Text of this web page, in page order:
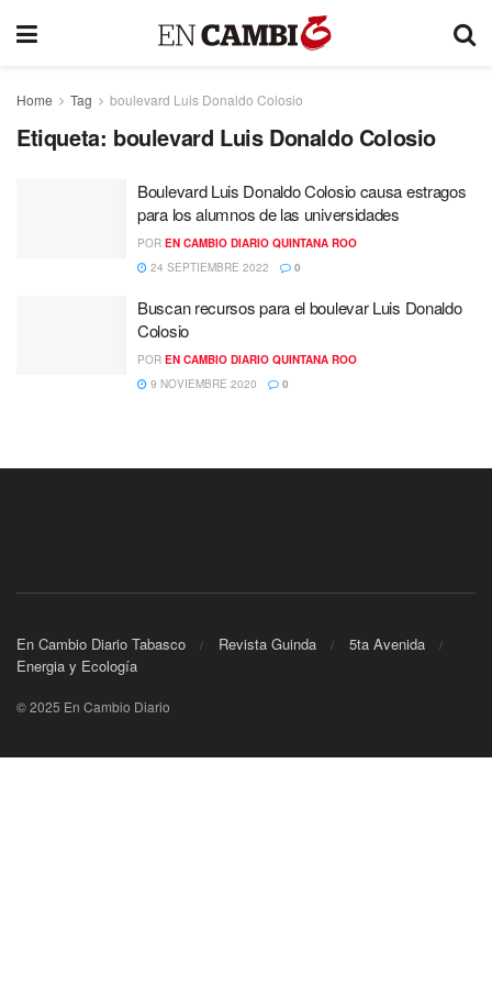
Home Tag boulevard Luis Donaldo Colosio
Etiqueta: boulevard Luis Donaldo Colosio
Boulevard Luis Donaldo Colosio causa estragos
para los alumnos de las universidades
POR EN CAMBIO DIARIO QUINTANA ROO
24 SEPTIEMBRE 2022
0
Buscan recursos para el boulevar Luis Donaldo
Colosio
POR EN CAMBIO DIARIO QUINTANA ROO
9 NOVIEMBRE 2020
0
En Cambio Diario Tabasco Revista Guinda
5ta Avenida
Energia y Ecología
© 2025 En Cambio Diario